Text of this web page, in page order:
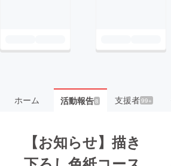
ホーム 活動報告8 支援者99+
【お知らせ】描き